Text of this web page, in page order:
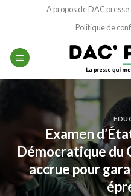
A propos de DAC presse
Politique de
Examen
Démocratique du
accrue pour